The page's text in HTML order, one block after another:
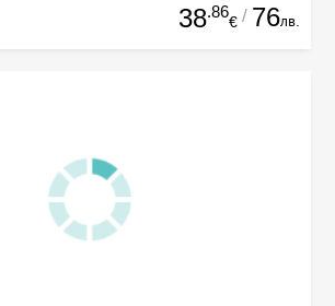
38.86
€ / 76лв.